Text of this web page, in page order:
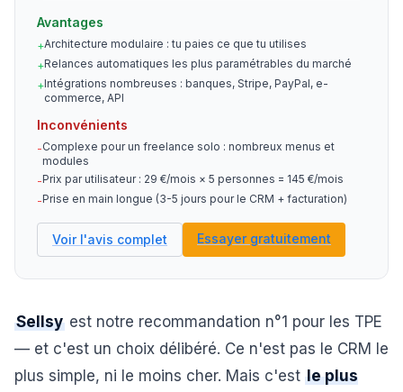
Avantages
+Architecture modulaire : tu paies ce que tu utilises
+Relances automatiques les plus paramétrables du marché
+Intégrations nombreuses : banques, Stripe, PayPal, e-
commerce, API
Inconvénients
-Complexe pour un freelance solo : nombreux menus et
modules
-Prix par utilisateur : 29 €/mois × 5 personnes = 145 €/mois
-Prise en main longue (3-5 jours pour le CRM + facturation)
Voir l'avis complet Essayer gratuitement
Sellsy est notre recommandation n°1 pour les TPE
— et c'est un choix délibéré. Ce n'est pas le CRM le
plus simple, ni le moins cher. Mais c'est le plus